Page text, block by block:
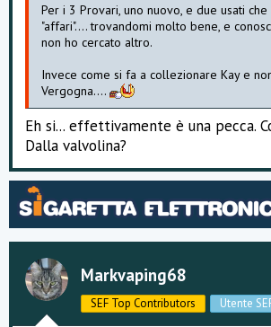
Per i 3 Provari, uno nuovo, e due usati che
"affari".... trovandomi molto bene, e
non ho cercato altro.
Invece come si fa a collezionare Kay e
Vergogna....
Eh si... effettivamente è una pecca.
Dalla valvolina?
Markvaping68
SEF Top Contributors Utente